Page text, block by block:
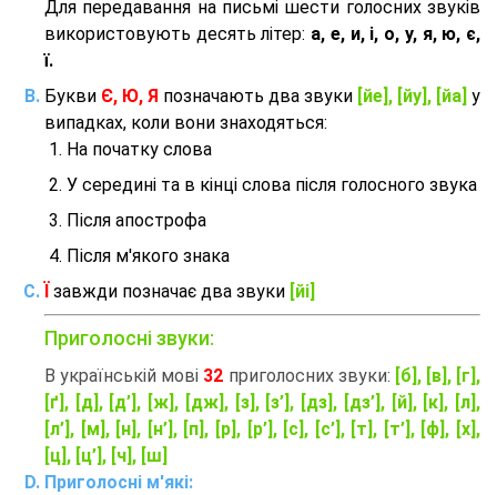
Для передавання на письмі шести голосних звуків
використовують десять літер: а, е, и, і, о, у, я, ю, є,
ї.
Букви Є, Ю, Я позначають два звуки [йе], [йу], [йа] у
випадках, коли вони знаходяться:
На початку слова
У середині та в кінці слова після голосного звука
Після апострофа
Після м'якого знака
завжди позначає два звуки [йі]
Приголосні звуки:
В українській мові 32 приголосних звуки: [б], [в], [г],
[ґ], [д], [д’], [ж], [дж], [з], [з’], [дз], [дз’], [й], [к], [л],
[л’], [м], [н], [н’], [п], [р], [р’], [с], [с’], [т], [т’], [ф], [х],
[ц], [ц’], [ч], [ш]
Приголосні м'які: